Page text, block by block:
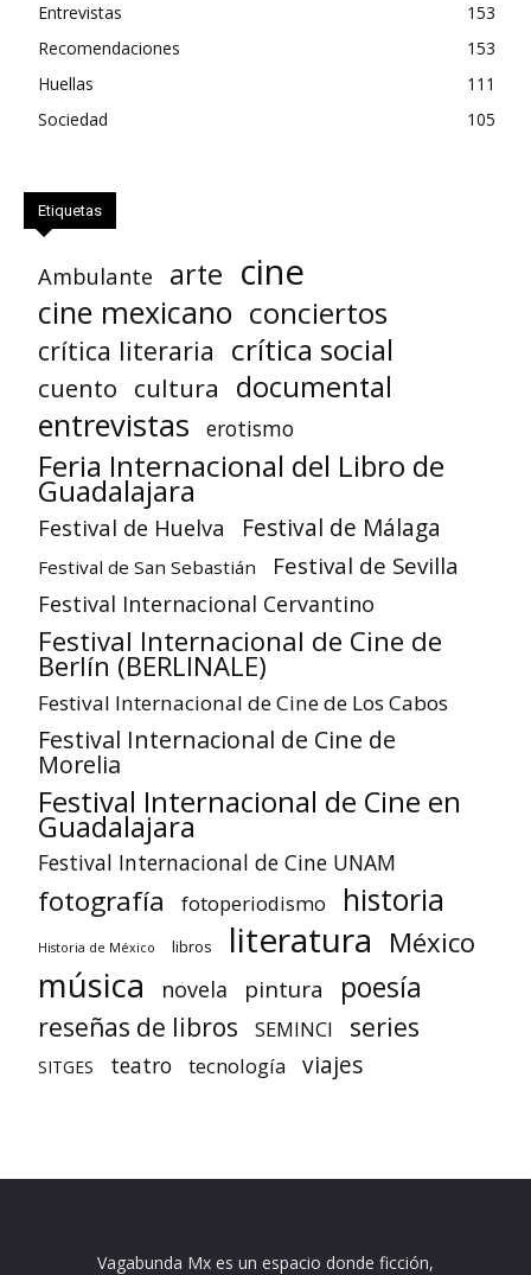
Entrevistas
153
Recomendaciones
153
Huellas
111
Sociedad
105
Etiquetas
Ambulante arte cine
cine mexicano conciertos
crítica literaria crítica social
cuento cultura documental
entrevistas erotismo
Feria Internacional del Libro de
Guadalajara
Festival de Huelva Festival de Málaga
Festival de San Sebastián Festival de Sevilla
Festival Internacional Cervantino
Festival Internacional de Cine de
Berlín (BERLINALE)
Festival Internacional de Cine de Los Cabos
Festival Internacional de Cine de
Morelia
Festival Internacional de Cine en
Guadalajara
Festival Internacional de Cine UNAM
fotografía fotoperiodismo historia
Historia de México libros literatura México
música novela pintura poesía
reseñas de libros SEMINCI series
SITGES teatro tecnología viajes
Vagabunda Mx es un espacio donde ficción,